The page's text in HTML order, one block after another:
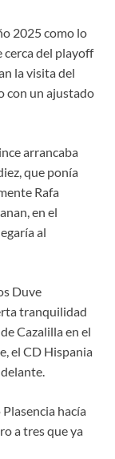
2025 como lo
del playoff
la visita del
con un ajustado
arrancaba
que ponía
Rafa
en el
al
Duve
tranquilidad
Cazalilla en el
el CD Hispania
hacía
a tres que ya